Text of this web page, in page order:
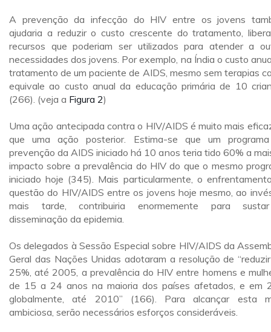
A prevenção da infecção do HIV entre os jovens
ajudaria a reduzir o custo crescente do tratamento,
recursos que poderiam ser utilizados para atender a
necessidades dos jovens. Por exemplo, na Índia o custo
tratamento de um paciente de AIDS, mesmo sem terapias
equivale ao custo anual da educação primária de 10
(266). (veja a Figura 2)
Uma ação antecipada contra o HIV/AIDS é muito mais
que uma ação posterior. Estima-se que um
prevenção da AIDS iniciado há 10 anos teria tido 60% a
impacto sobre a prevalência do HIV do que o mesmo
iniciado hoje (345). Mais particularmente, o
questão do HIV/AIDS entre os jovens hoje mesmo, ao
mais tarde, contribuiria enormemente para
disseminação da epidemia.
Os delegados à Sessão Especial sobre HIV/AIDS da
Geral das Nações Unidas adotaram a resolução de
25%, até 2005, a prevalência do HIV entre homens e
de 15 a 24 anos na maioria dos países afetados, e em
globalmente, até 2010” (166). Para alcançar esta
ambiciosa, serão necessários esforços consideráveis.